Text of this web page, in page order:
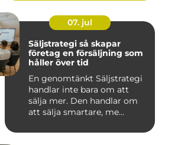
07. jul
Säljstrategi så skapar
företag en försäljning som
håller över tid
En genomtänkt Säljstrategi
handlar inte bara om att
sälja mer. Den handlar om
att sälja smartare, me...